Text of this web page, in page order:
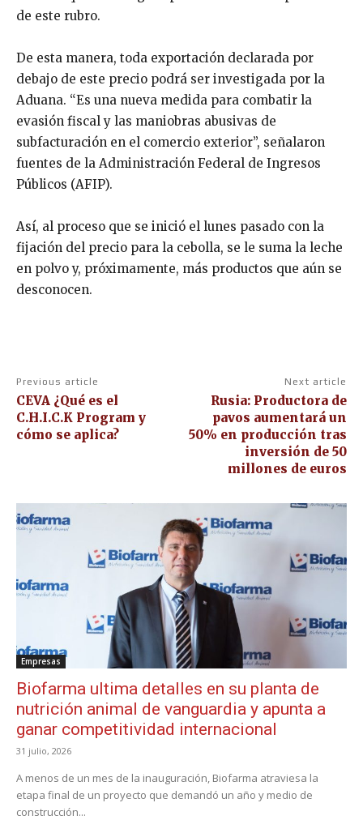
de este rubro.
De esta manera, toda exportación declarada por
debajo de este precio podrá ser investigada por la
Aduana. “Es una nueva medida para combatir la
evasión fiscal y las maniobras abusivas de
subfacturación en el comercio exterior”, señalaron
fuentes de la Administración Federal de Ingresos
Públicos (AFIP).
Así, al proceso que se inició el lunes pasado con la
fijación del precio para la cebolla, se le suma la leche
en polvo y, próximamente, más productos que aún se
desconocen.
Previous article
CEVA ¿Qué es el
C.H.I.C.K Program y
cómo se aplica?
Next article
Rusia: Productora de
pavos aumentará un
50% en producción tras
inversión de 50
millones de euros
Empresas
Biofarma ultima detalles en su planta de
nutrición animal de vanguardia y apunta a
ganar competitividad internacional
31 julio, 2026
A menos de un mes de la inauguración, Biofarma atraviesa la
etapa final de un proyecto que demandó un año y medio de
construcción...